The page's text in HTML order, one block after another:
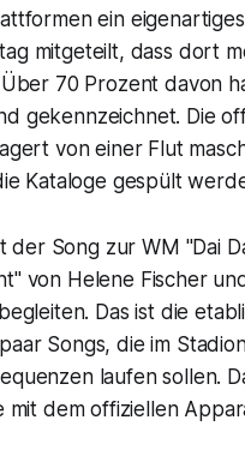
ein
mitgeteilt, dass dort
70 Prozent davon
gekennzeichnet. Die
von einer Flut
Kataloge gespült
der Song zur WM "Dai
von Helene Fischer
Das ist die
Songs, die im
laufen sollen.
mit dem offiziellen